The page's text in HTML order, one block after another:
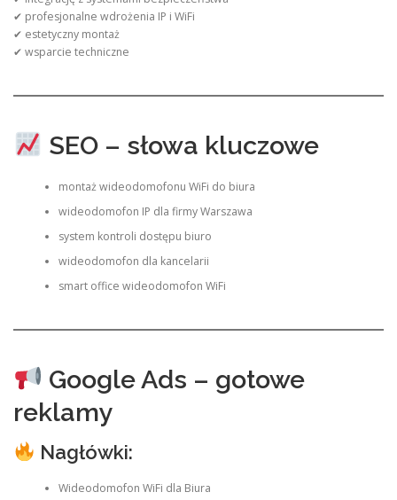
✔ profesjonalne wdrożenia IP i WiFi
✔ estetyczny montaż
✔ wsparcie techniczne
SEO – słowa kluczowe
montaż wideodomofonu WiFi do biura
wideodomofon IP dla firmy Warszawa
system kontroli dostępu biuro
wideodomofon dla kancelarii
smart office wideodomofon WiFi
Google Ads – gotowe
reklamy
Nagłówki:
Wideodomofon WiFi dla Biura